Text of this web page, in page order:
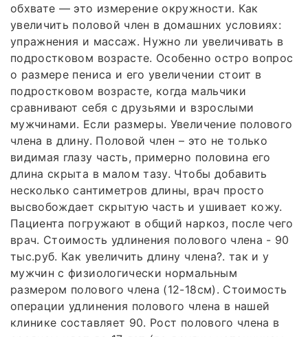
обхвате — это измерение окружности. Как
увеличить половой член в домашних условиях:
упражнения и массаж. Нужно ли увеличивать в
подростковом возрасте. Особенно остро вопрос
о размере пениса и его увеличении стоит в
подростковом возрасте, когда мальчики
сравнивают себя с друзьями и взрослыми
мужчинами. Если размеры. Увеличение полового
члена в длину. Половой член – это не только
видимая глазу часть, примерно половина его
длина скрыта в малом тазу. Чтобы добавить
несколько сантиметров длины, врач просто
высвобождает скрытую часть и ушивает кожу.
Пациента погружают в общий наркоз, после чего
врач. Стоимость удлинения полового члена - 90
тыс.руб. Как увеличить длину члена?. так и у
мужчин с физиологически нормальным
размером полового члена (12-18см). Стоимость
операции удлинения полового члена в нашей
клинике составляет 90. Рост полового члена в